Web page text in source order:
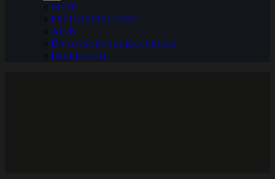
Shop
Preisgestaltung
AGB
Datenschutzerklärung
Impressum